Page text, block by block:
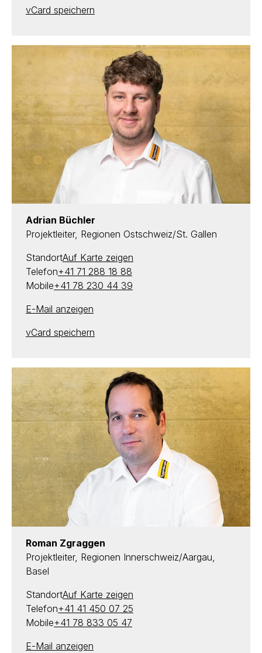
vCard speichern
Adrian Büchler
Projektleiter, Regionen Ostschweiz/St. Gallen
StandortAuf Karte zeigen
Telefon+41 71 288 18 88
Mobile+41 78 230 44 39
E-Mail anzeigen
vCard speichern
Roman Zgraggen
Projektleiter, Regionen Innerschweiz/Aargau,
Basel
StandortAuf Karte zeigen
Telefon+41 41 450 07 25
Mobile+41 78 833 05 47
E-Mail anzeigen